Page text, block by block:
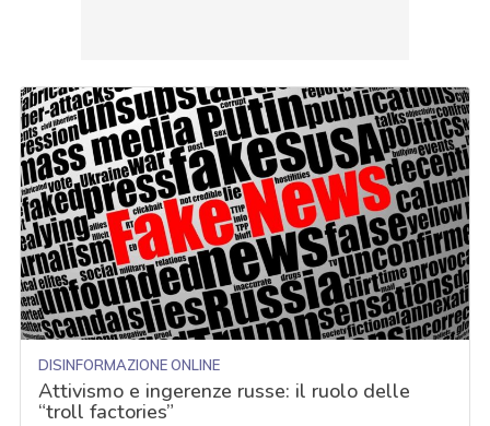
DISINFORMAZIONE ONLINE
Attivismo e ingerenze russe: il ruolo delle
“troll factories”